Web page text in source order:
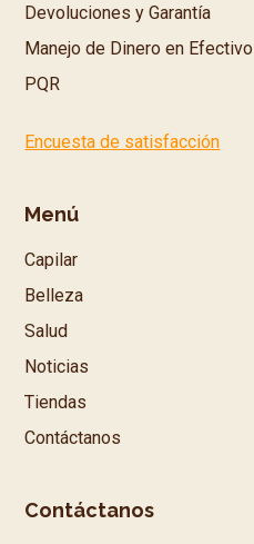
Devoluciones y Garantía
Manejo de Dinero en Efectivo
PQR
Encuesta de satisfacción
Menú
Capilar
Belleza
Salud
Noticias
Tiendas
Contáctanos
Contáctanos